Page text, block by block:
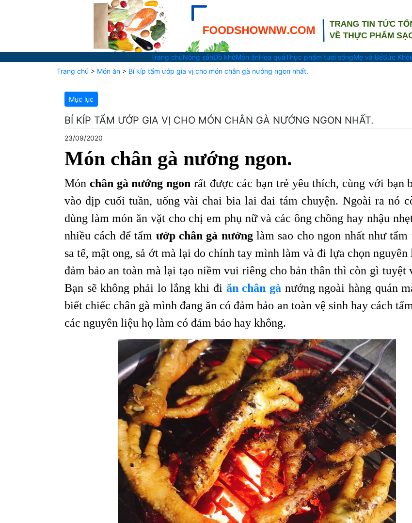
Trang chủNông sảnĐồ khôMón ănHoa quảThực phẩm tươi sốngMẹ và BéSức
Trang chủ > Món ăn > Bí kíp tẩm ướp gia vị cho món chân gà nướng ngon nhất.
Mục lục
BÍ KÍP TẨM ƯỚP GIA VỊ CHO MÓN CHÂN GÀ NƯỚNG NGON NHẤT.
23/09/2020
Món chân gà nướng ngon.
Món chân gà nướng ngon rất được các bạn trẻ yêu thích, cùng với bạn
vào dịp cuối tuần, uống vài chai bia lai dai tám chuyện. Ngoài ra nó
dùng làm món ăn vặt cho chị em phụ nữ và các ông chồng hay nhậu
nhiều cách để tẩm ướp chân gà nướnglàm sao cho ngon nhất như tẩm
sa tế, mật ong, sả ớt mà lại do chính tay mình làm và đi lựa chọn nguyên
đảm bảo an toàn mà lại tạo niềm vui riêng cho bản thân thì còn gì tuyệt
Bạn sẽ không phải lo lắng khi đi ăn chân gà nướng ngoài hàng quán
biết chiếc chân gà mình đang ăn có đảm bảo an toàn vệ sinh hay cách
các nguyên liệu họ làm có đảm bảo hay không.